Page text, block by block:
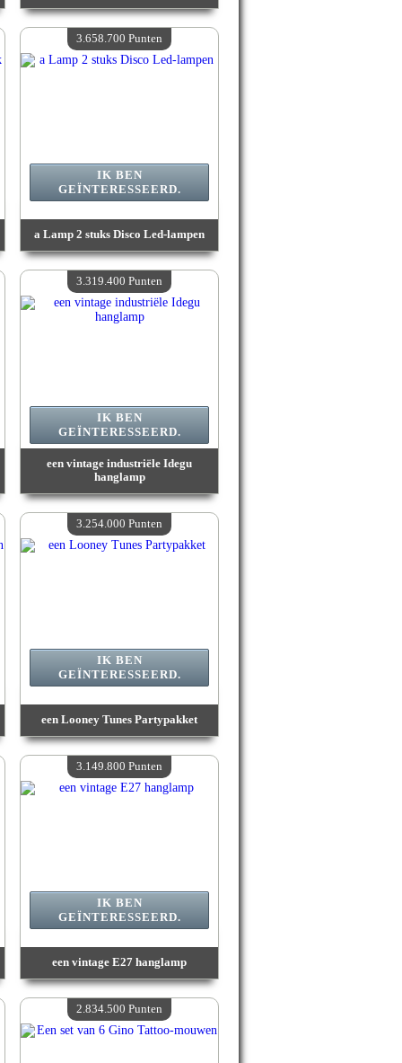
Waarde :3 760 300 Gekke punten
Beschikbare hoeveelheid :4
a Lamp 2 stuks Disco Led-lampen
Waarde :3 658 700 Gekke punten
Beschikbare hoeveelheid :4
IK BEN
GEÏNTERESSEERD.
3.658.700 Punten
een vintage industriële Idegu
hanglamp
Waarde :3 319 400 Gekke punten
Beschikbare hoeveelheid :4
IK BEN
GEÏNTERESSEERD.
3.319.400 Punten
een Looney Tunes Partypakket
Waarde :3 254 000 Gekke punten
Beschikbare hoeveelheid :4
IK BEN
GEÏNTERESSEERD.
3.254.000 Punten
een vintage E27 hanglamp
Waarde :3 149 800 Gekke punten
Beschikbare hoeveelheid :4
IK BEN
GEÏNTERESSEERD.
3.149.800 Punten
2.834.500 Punten